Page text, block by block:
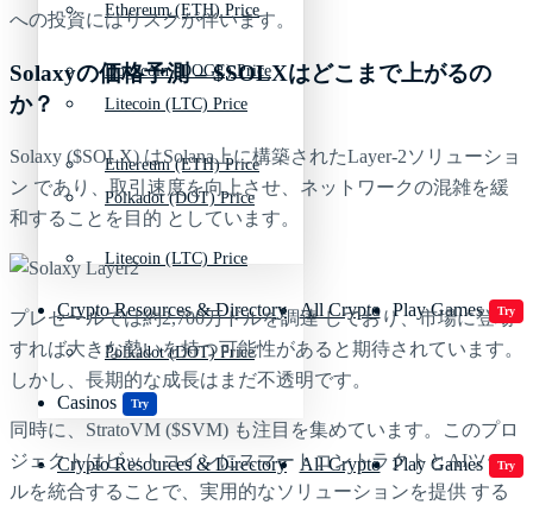
Ethereum (ETH) Price
Litecoin (LTC) Price
Polkadot (DOT) Price
Crypto Resources & Directory All Crypto Play Games Try
Casinos Try
Dogecoin (DOGE) Price
Ethereum (ETH) Price
Litecoin (LTC) Price
Polkadot (DOT) Price
Crypto Resources & Directory All Crypto Play Games Try
への投資にはリスクが伴います。
Solaxyの価格予測 – $SOLXはどこまで上がるの
か？
Solaxy ($SOLX) はSolana上に構築されたLayer-2ソリューショ
ン であり、取引速度を向上させ、ネットワークの混雑を緩
和することを目的 としています。
プレセールでは約2,700万ドルを調達 しており、市場に登場
すれば大きな勢いを持つ可能性があると期待されています。
しかし、長期的な成長はまだ不透明です。
同時に、StratoVM ($SVM) も注目を集めています。このプロ
ジェクトはビットコインにスマートコントラクトとAIツー
ルを統合することで、実用的なソリューションを提供 する